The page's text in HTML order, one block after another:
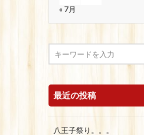
« 7月
最近の投稿
八王子祭り。。。